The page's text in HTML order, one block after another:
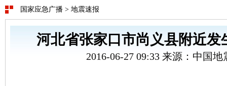
国家应急广播 > 地震速报
河北省张家口市尚义县附近发
2016-06-27 09:33 来源：中国